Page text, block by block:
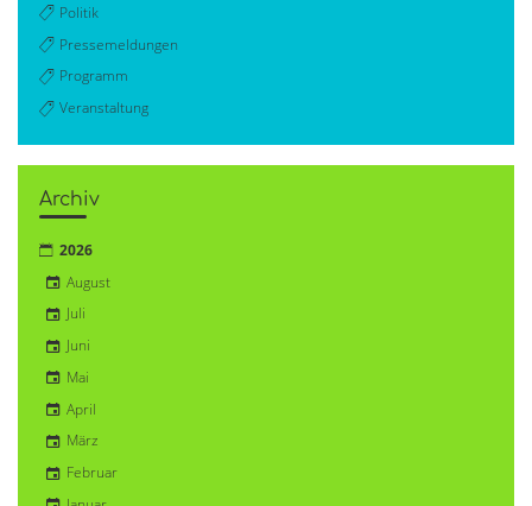
Politik
Pressemeldungen
Programm
Veranstaltung
Archiv
2026
August
Juli
Juni
Mai
April
März
Februar